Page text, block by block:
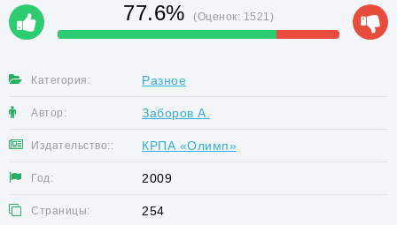
77.6% (Оценок: 1521)
Категория: Разное
Автор: Заборов А.
Издательство:: КРПА «Олимп»
Год: 2009
Страницы: 254